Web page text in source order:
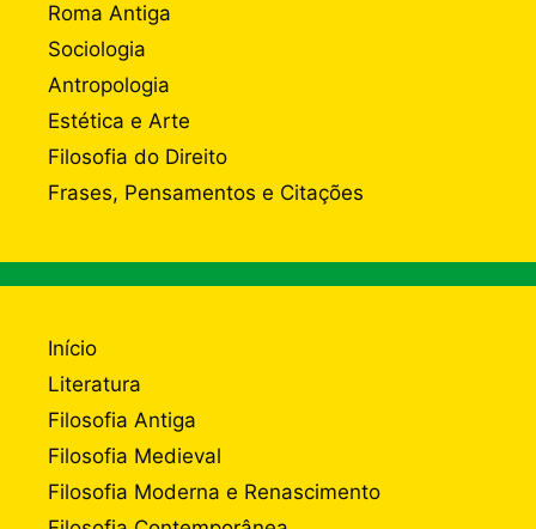
Roma Antiga
Sociologia
Antropologia
Estética e Arte
Filosofia do Direito
Frases, Pensamentos e Citações
Início
Literatura
Filosofia Antiga
Filosofia Medieval
Filosofia Moderna e Renascimento